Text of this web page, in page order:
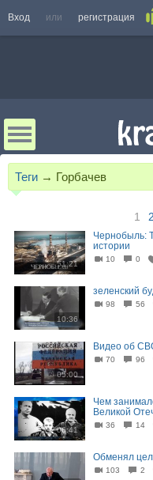
Вход или регистрация
Теги → Горбачев
1 2
51:21
Чернобыль:
истории
10 0
10:36
зеленский
98 56
05:00
Видео об
70 96
06:41
Чем
Великой
36 14
Обменял
103 2